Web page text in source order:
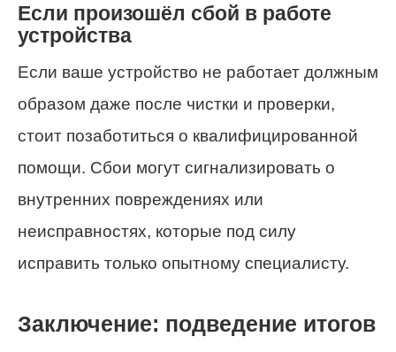
Если произошёл сбой в работе
устройства
Если ваше устройство не работает должным
образом даже после чистки и проверки,
стоит позаботиться о квалифицированной
помощи. Сбои могут сигнализировать о
внутренних повреждениях или
неисправностях, которые под силу
исправить только опытному специалисту.
Заключение: подведение итогов